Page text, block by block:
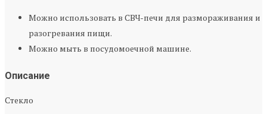
Можно использовать в СВЧ-печи для размораживания и
разогревания пищи.
Можно мыть в посудомоечной машине.
Описание
Стекло